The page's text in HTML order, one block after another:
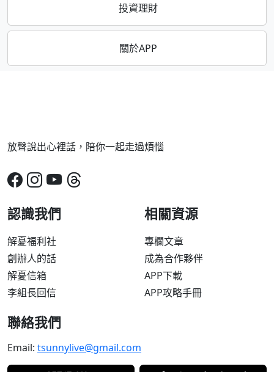
投資理財
關於APP
放聲說出心裡話，陪你一起走過煩惱
認識我們
解憂福利社
創辦人的話
解憂信箱
李組長回信
相關資源
專欄文章
成為合作夥伴
APP下載
APP攻略手冊
聯絡我們
Email: tsunnylive@gmail.com